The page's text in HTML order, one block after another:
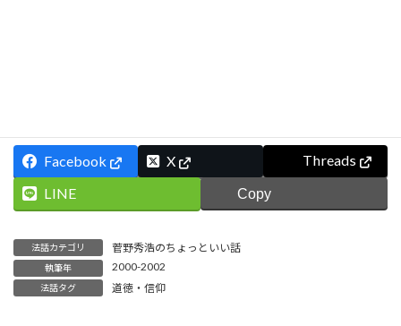
Facebook X
Threads
LINE
Copy
法話カテゴリ 菅野秀浩のちょっといい話
執筆年 2000-2002
法話タグ 道徳・信仰